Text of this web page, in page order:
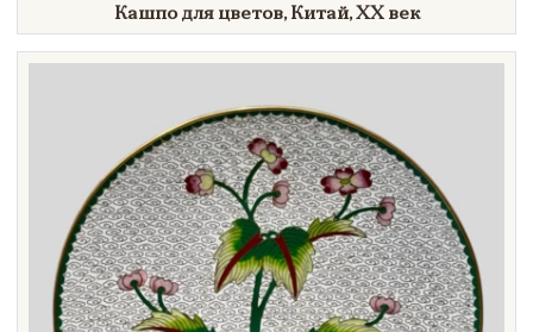
Кашпо для цветов, Китай,XX век